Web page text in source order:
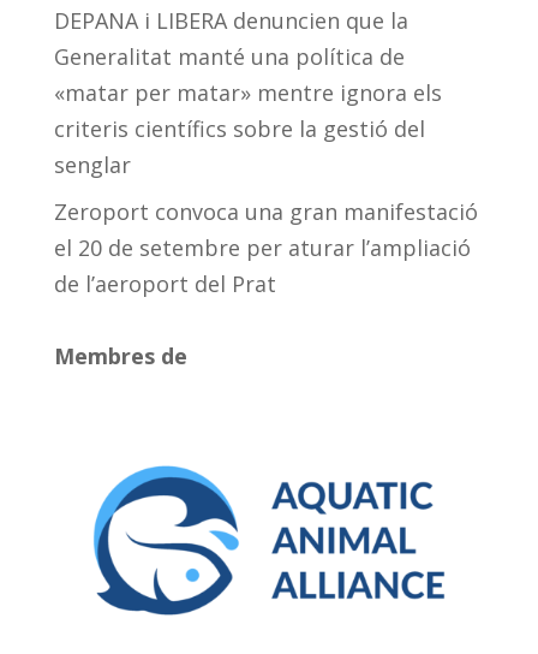
DEPANA i LIBERA denuncien que la
Generalitat manté una política de
«matar per matar» mentre ignora els
criteris científics sobre la gestió del
senglar
Zeroport convoca una gran manifestació
el 20 de setembre per aturar l’ampliació
de l’aeroport del Prat
Membres de